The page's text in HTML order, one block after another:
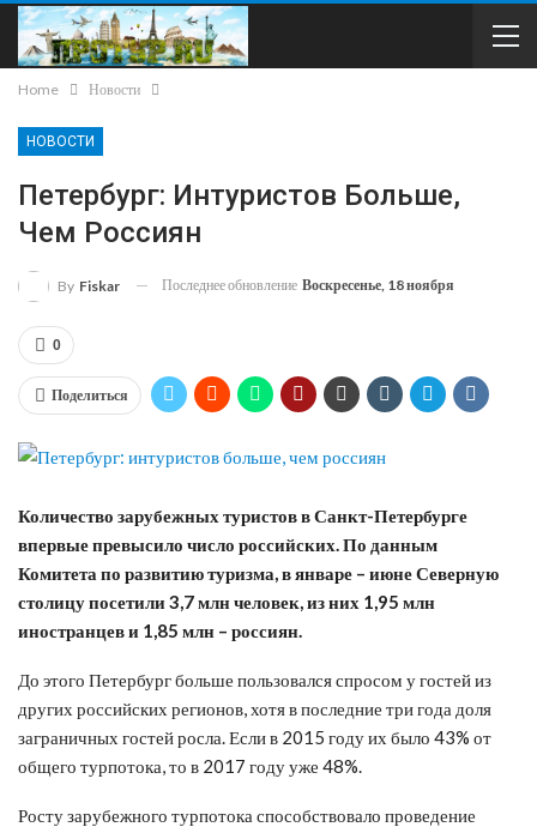
Home Новости
НОВОСТИ
Петербург: Интуристов Больше,
Чем Россиян
By Fiskar Последнее обновление Воскресенье, 18 ноября
0
Поделиться
Количество зарубежных туристов в Санкт-Петербурге
впервые превысило число российских. По данным
Комитета по развитию туризма, в январе – июне Северную
столицу посетили 3,7 млн человек, из них 1,95 млн
иностранцев и 1,85 млн – россиян.
До этого Петербург больше пользовался спросом у гостей из
других российских регионов, хотя в последние три года доля
заграничных гостей росла. Если в 2015 году их было 43% от
общего турпотока, то в 2017 году уже 48%.
Росту зарубежного турпотока способствовало проведение